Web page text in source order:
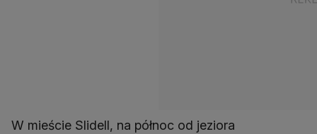
W mieście Slidell, na północ od jeziora